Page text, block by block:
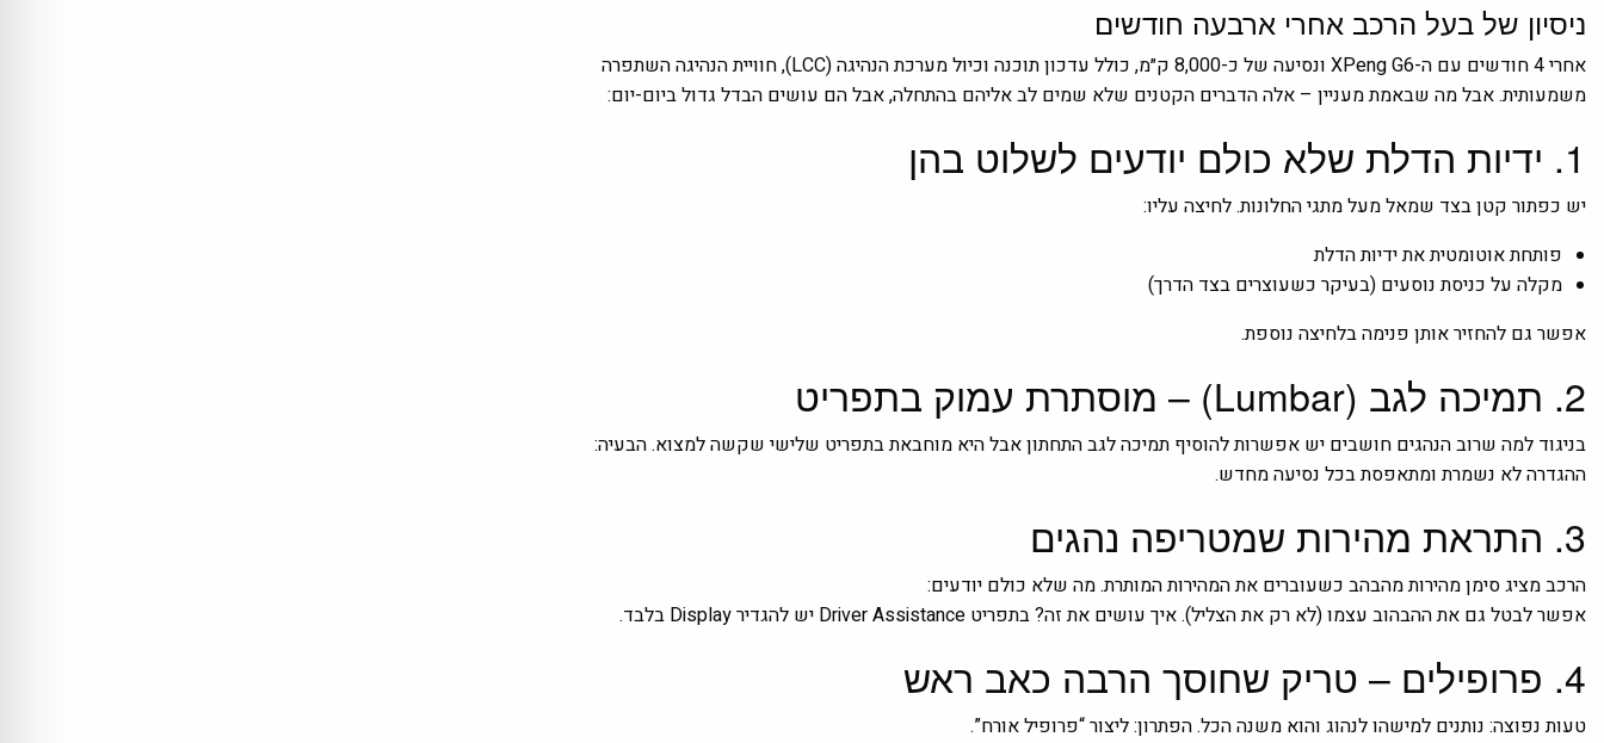
ניסיון של בעל הרכב אחרי ארבעה חודשים
אחרי 4 חודשים עם ה- XPeng G6
ונסיעה של כ-8,000 ק״מ, כולל עדכון תוכנה וכיול מערכת הנהיגה (LCC), חוויית הנהיגה השתפרה
משמעותית. אבל מה שבאמת מעניין – אלה הדברים הקטנים שלא שמים לב אליהם בהתחלה, אבל הם עושים הבדל גדול ביום-יום:
1. ידיות הדלת שלא כולם יודעים לשלוט בהן
יש כפתור קטן בצד שמאל מעל מתגי החלונות. לחיצה עליו:
פותחת אוטומטית את ידיות הדלת
מקלה על כניסת נוסעים (בעיקר כשעוצרים בצד הדרך)
אפשר גם להחזיר אותן פנימה בלחיצה נוספת.
2. תמיכה לגב (Lumbar) – מוסתרת עמוק בתפריט
בניגוד למה שרוב הנהגים חושבים יש אפשרות להוסיף תמיכה לגב התחתון אבל היא מוחבאת בתפריט שלישי שקשה למצוא. הבעיה:
ההגדרה לא נשמרת ומתאפסת בכל נסיעה מחדש.
3. התראת מהירות שמטריפה נהגים
הרכב מציג סימן מהירות מהבהב כשעוברים את המהירות המותרת. מה שלא כולם יודעים:
אפשר לבטל גם את ההבהוב עצמו (לא רק את הצליל). איך עושים את זה? בתפריט Driver Assistance יש להגדיר Display בלבד.
4. פרופילים – טריק שחוסך הרבה כאב ראש
טעות נפוצה: נותנים למישהו לנהוג והוא משנה הכל. הפתרון: ליצור “פרופיל אורח”.